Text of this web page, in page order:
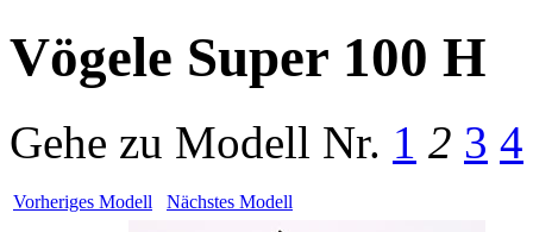
Vögele Super 100 H
Gehe zu Modell Nr. 1 2 3 4
Vorheriges Modell Nächstes Modell